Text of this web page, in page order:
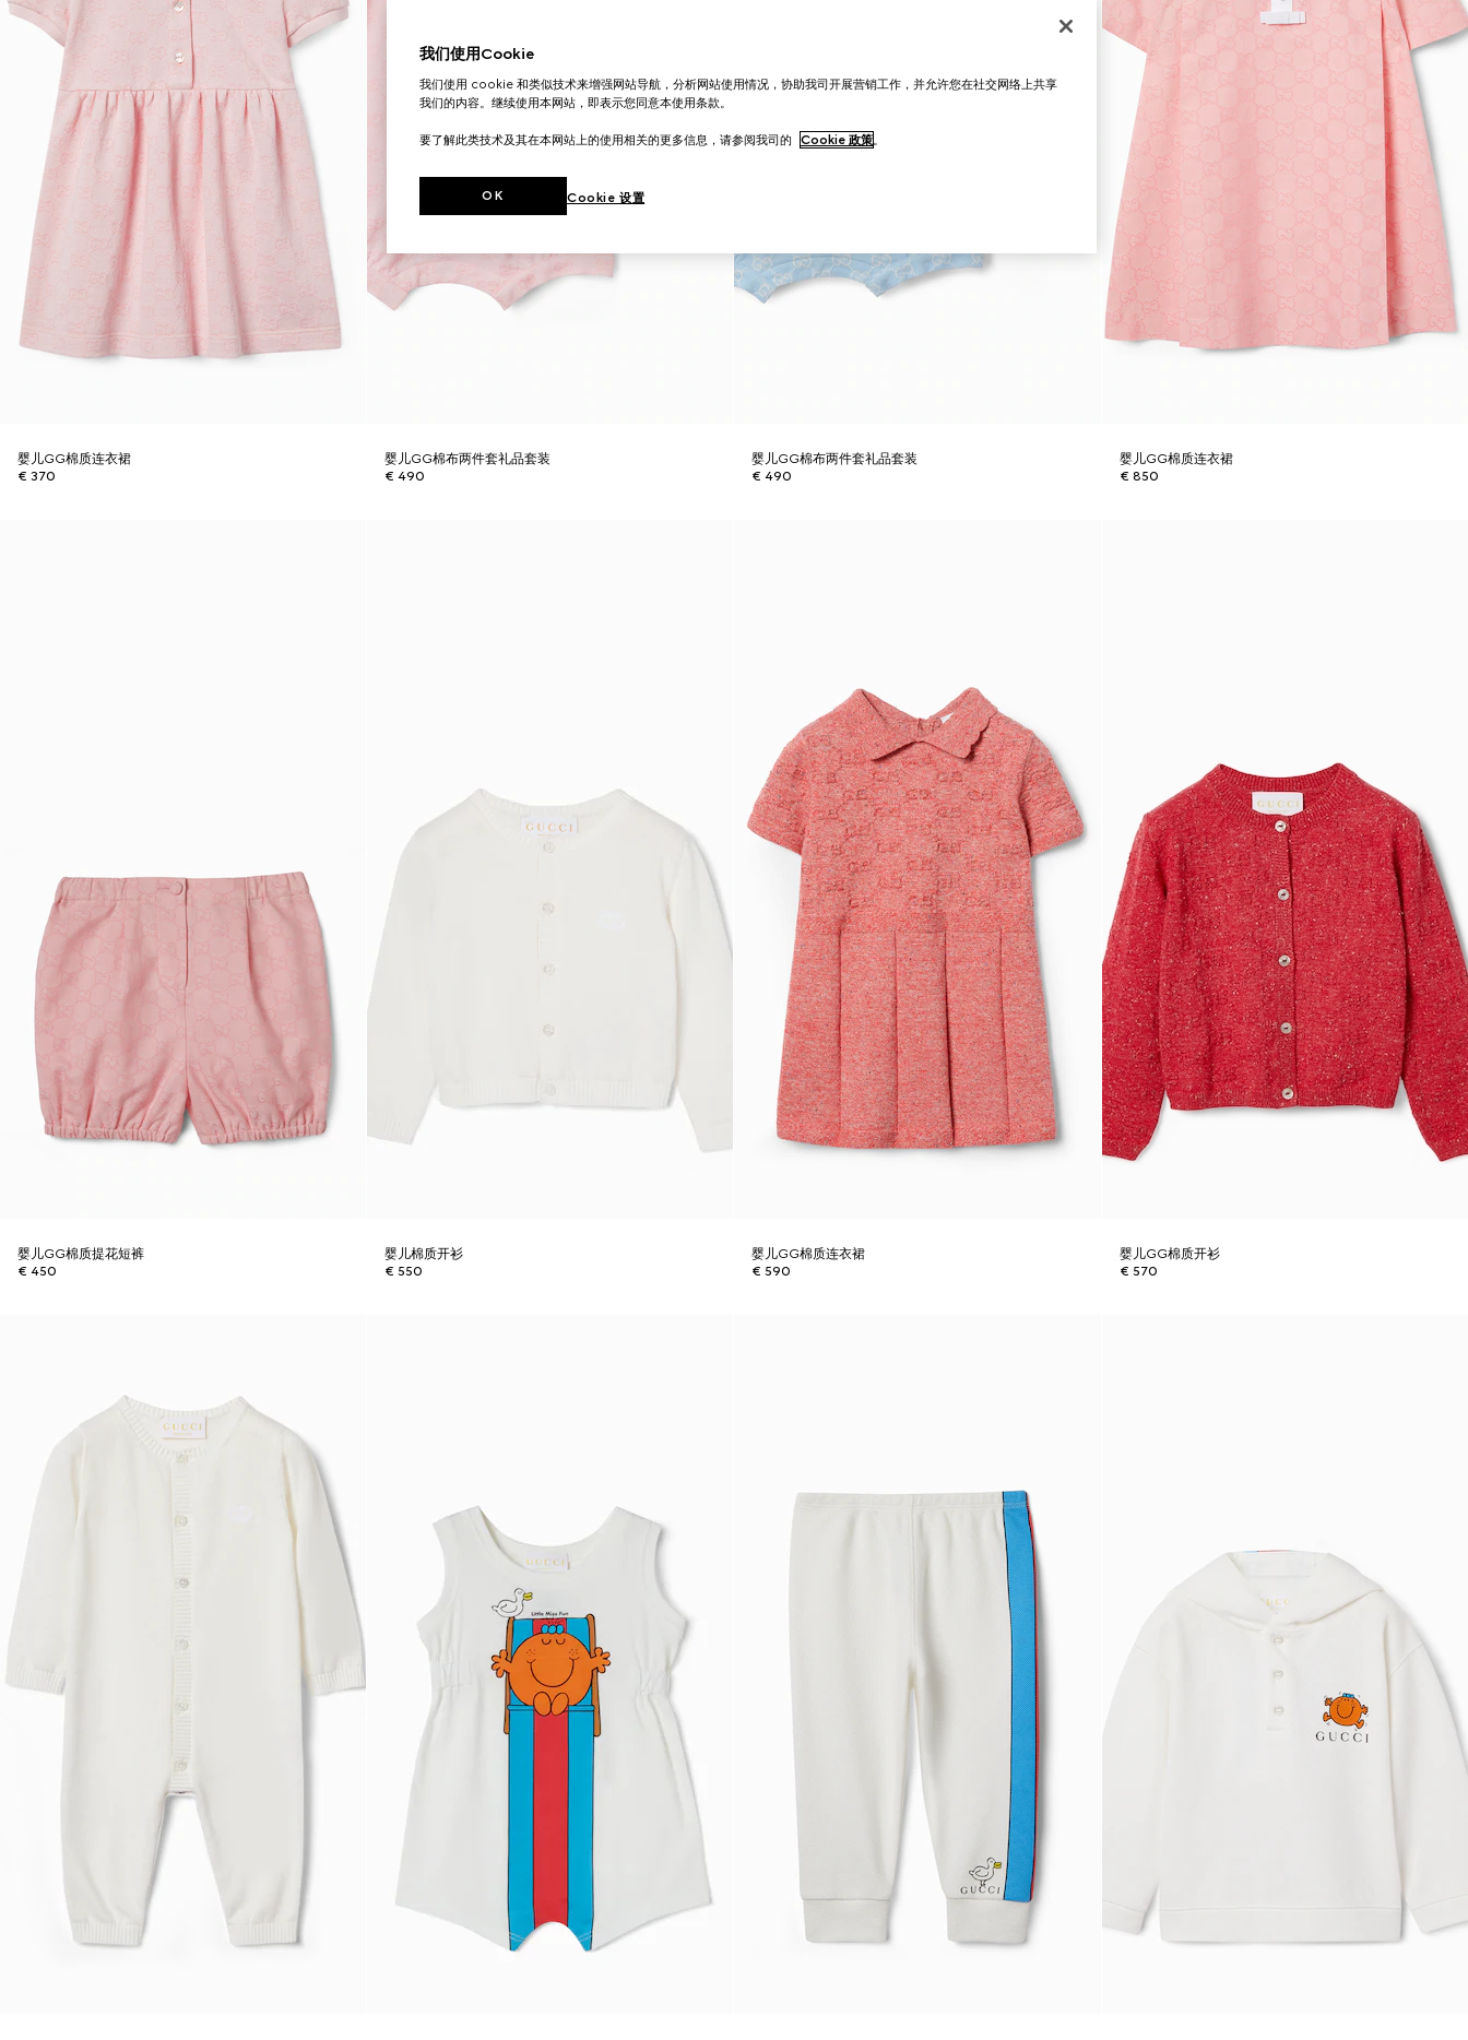
婴儿GG棉质连衣裙
€ 370
婴儿GG棉布两件套礼品套装
€ 490
婴儿GG棉布两件套礼品套装
€ 490
婴儿GG棉质连衣裙
€ 850
婴儿GG棉质提花短裤
€ 450
婴儿棉质开衫
€ 550
婴儿GG棉质连衣裙
€ 590
婴儿GG棉质开衫
€ 570
我们使用Cookie
我们使用 cookie 和类似技术来增强网站导航，分析网站使用情况，协助我司开展营销工作，并允许您在社交网络上共享
我们的内容。继续使用本网站，即表示您同意本使用条款。
要了解此类技术及其在本网站上的使用相关的更多信息，请参阅我司的 Cookie 政策。
Cookie 设置
OK